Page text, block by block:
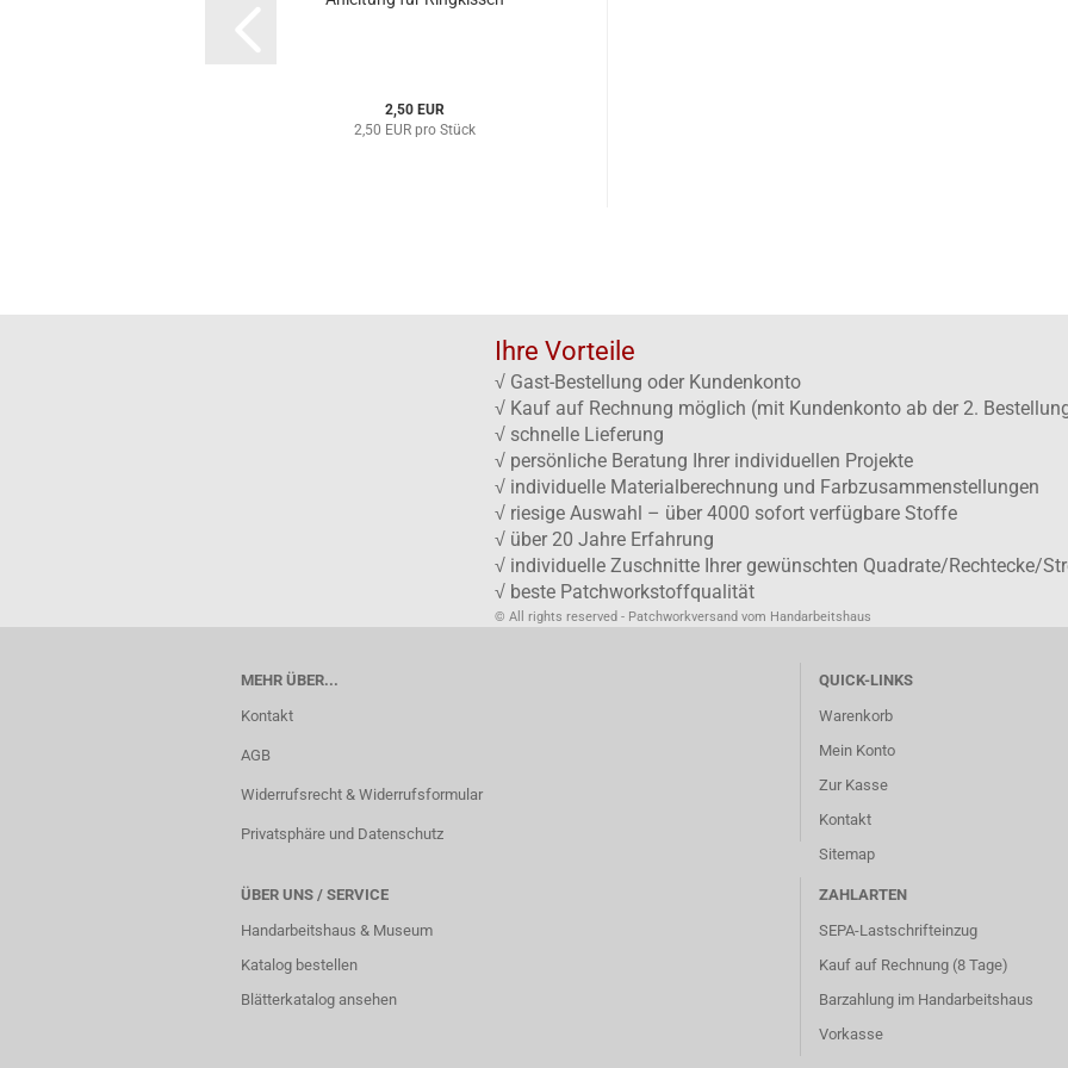
2,50 EUR
2,50 EUR pro Stück
Ihre Vorteile
√ Gast-Bestellung oder Kundenkonto
√ Kauf auf Rechnung möglich (mit Kundenkonto ab der 2.
√ schnelle Lieferung
√ persönliche Beratung Ihrer individuellen Projekte
√ individuelle Materialberechnung und Farbzusammenstellungen
√ riesige Auswahl – über 4000 sofort verfügbare Stoffe
√ über 20 Jahre Erfahrung
√ individuelle Zuschnitte Ihrer gewünschten Quadrate/Rechtecke/
√ beste Patchworkstoffqualität
© All rights reserved - Patchworkversand vom Handarbeitshaus
MEHR ÜBER...
Kontakt
AGB
Widerrufsrecht & Widerrufsformular
Privatsphäre und Datenschutz
QUICK-LINKS
Warenkorb
Mein Konto
Zur Kasse
Kontakt
Sitemap
ÜBER UNS / SERVICE
Handarbeitshaus & Museum
Katalog bestellen
Blätterkatalog ansehen
ZAHLARTEN
SEPA-Lastschrifteinzug
Kauf auf Rechnung (8 Tage)
Barzahlung im Handarbeitshaus
Vorkasse